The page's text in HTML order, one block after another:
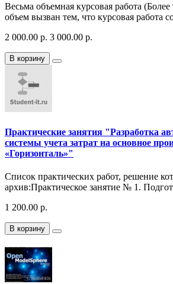
Весьма объемная курсовая работа
объем вызван тем, что курсовая работа
2 000.00 р. 3 000.00 р.
В корзину
Практические занятия "Разработка
системы учета затрат на основное
«Горизонталь»"
Список практических работ, решение
архив:Практическое занятие № 1.
1 200.00 р.
В корзину